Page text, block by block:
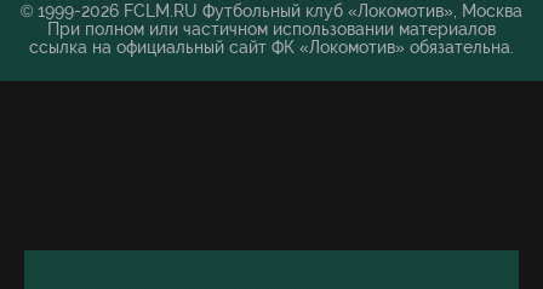
© 1999-2026 FCLM.RU Футбольный клуб «Локомотив», Москва
При полном или частичном использовании материалов
ссылка на официальный сайт ФК «Локомотив» обязательна.